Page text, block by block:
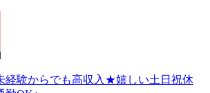
経験からでも高収入★嬉しい土日祝休